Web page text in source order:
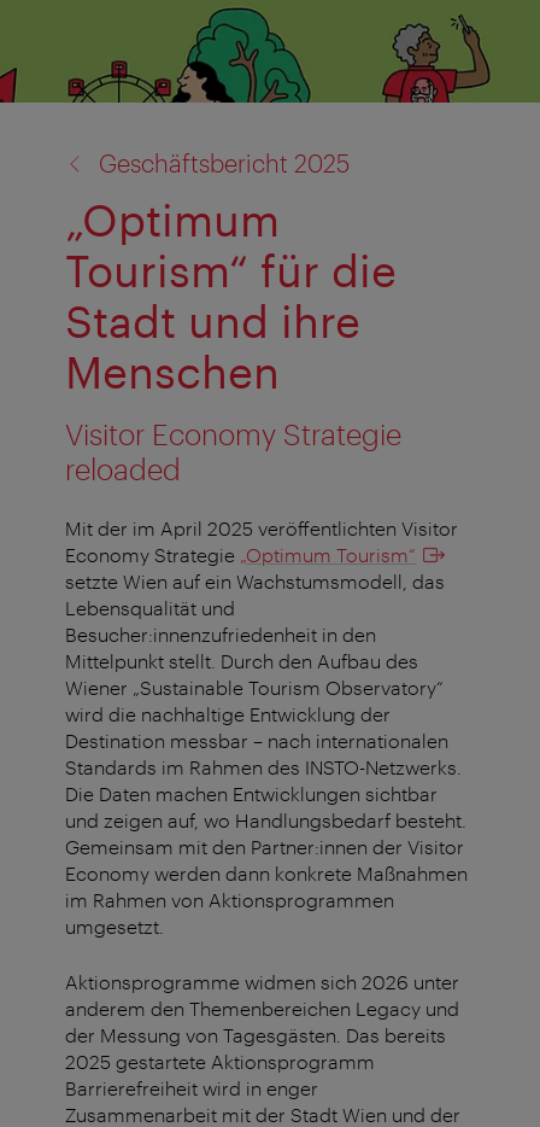
Geschäftsbericht 2025
„Optimum
Tourism“ für die
Stadt und ihre
Menschen
Visitor Economy Strategie
reloaded
Mit der im April 2025 veröffentlichten Visitor
Economy Strategie „Optimum Tourism“
setzte Wien auf ein Wachstumsmodell, das
Lebensqualität und
Besucher:innenzufriedenheit in den
Mittelpunkt stellt. Durch den Aufbau des
Wiener „Sustainable Tourism Observatory“
wird die nachhaltige Entwicklung der
Destination messbar – nach internationalen
Standards im Rahmen des INSTO-Netzwerks.
Die Daten machen Entwicklungen sichtbar
und zeigen auf, wo Handlungsbedarf besteht.
Gemeinsam mit den Partner:innen der Visitor
Economy werden dann konkrete Maßnahmen
im Rahmen von Aktionsprogrammen
umgesetzt.
Aktionsprogramme widmen sich 2026 unter
anderem den Themenbereichen Legacy und
der Messung von Tagesgästen. Das bereits
2025 gestartete Aktionsprogramm
Barrierefreiheit wird in enger
Zusammenarbeit mit der Stadt Wien und der